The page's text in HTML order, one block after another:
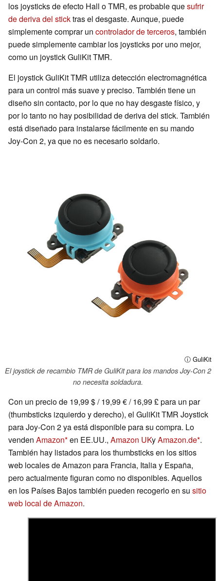
los joysticks de efecto Hall o TMR, es probable quesufrir
de deriva del sticktras el desgaste. Aunque, puede
simplemente comprar un controlador de terceros, también
puede simplemente cambiar los joysticks por uno mejor,
como un joystick GuliKit TMR.
El joystick GuliKit TMR utiliza detección electromagnética
para un control más suave y preciso. También tiene un
diseño sin contacto, por lo que no hay desgaste físico, y
por lo tanto no hay posibilidad de deriva del stick. También
está diseñado para instalarse fácilmente en su mando
Joy-Con 2, ya que no es necesario soldarlo.
ⓘ GuliKit
El joystick de recambio TMR de GuliKit para los mandos Joy-Con 2
no necesita soldadura.
Con un precio de 19,99 $ / 19,99 € / 16,99 £ para un par
(thumbsticks izquierdo y derecho), el GuliKit TMR Joystick
para Joy-Con 2 ya está disponible para su compra. Lo
venden Amazon en EE.UU., Amazon UKyAmazon.de .
También hay listados para los thumbsticks en los sitios
web locales de Amazon para Francia, Italia y España,
pero actualmente figuran como no disponibles. Aquellos
en los Países Bajos también pueden recogerlo en su sitio
web local de Amazon.